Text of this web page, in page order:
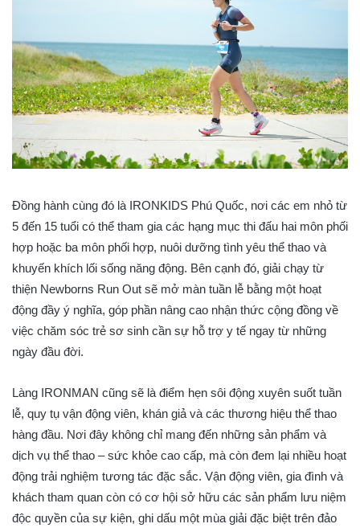
Đồng hành cùng đó là IRONKIDS Phú Quốc, nơi các em nhỏ từ
5 đến 15 tuổi có thể tham gia các hạng mục thi đấu hai môn phối
hợp hoặc ba môn phối hợp, nuôi dưỡng tình yêu thể thao và
khuyến khích lối sống năng động. Bên cạnh đó, giải chạy từ
thiện Newborns Run Out sẽ mở màn tuần lễ bằng một hoạt
động đầy ý nghĩa, góp phần nâng cao nhận thức cộng đồng về
việc chăm sóc trẻ sơ sinh cần sự hỗ trợ y tế ngay từ những
ngày đầu đời.
Làng IRONMAN cũng sẽ là điểm hẹn sôi động xuyên suốt tuần
lễ, quy tụ vận động viên, khán giả và các thương hiệu thể thao
hàng đầu. Nơi đây không chỉ mang đến những sản phẩm và
dịch vụ thể thao – sức khỏe cao cấp, mà còn đem lại nhiều hoạt
động trải nghiệm tương tác đặc sắc. Vận động viên, gia đình và
khách tham quan còn có cơ hội sở hữu các sản phẩm lưu niệm
độc quyền của sự kiện, ghi dấu một mùa giải đặc biệt trên đảo